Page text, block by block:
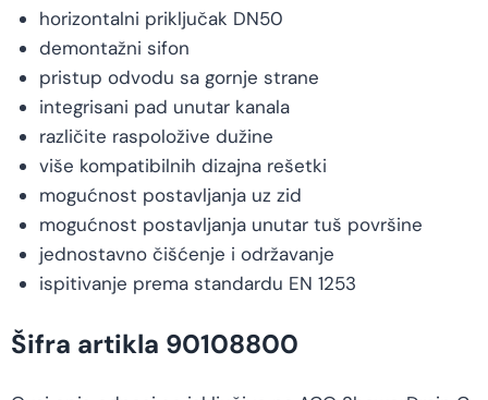
horizontalni priključak DN50
demontažni sifon
pristup odvodu sa gornje strane
integrisani pad unutar kanala
različite raspoložive dužine
više kompatibilnih dizajna rešetki
mogućnost postavljanja uz zid
mogućnost postavljanja unutar tuš površine
jednostavno čišćenje i održavanje
ispitivanje prema standardu EN 1253
Šifra artikla 90108800